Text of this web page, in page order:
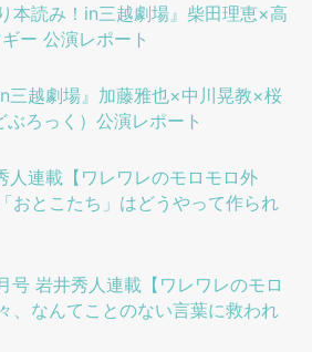
本読み！in三越劇場』柴田理恵×高
ー 公演レポート
三越劇場』加藤雅也×中川晃教×桜
ろっく）公演レポート
⼈連載【ワレワレのモロモロ外
おとこたち」はどうやって作られ
号 岩井秀⼈連載【ワレワレのモロ
、なんてことのない言葉に救われ